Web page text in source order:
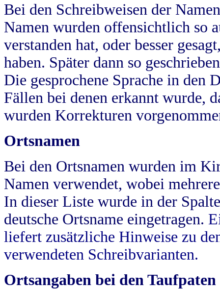
Bei den Schreibweisen der
Namen wurden offensichtlich so
verstanden hat, oder besser
haben. Später dann so
Die gesprochene Sprache in
Fällen bei denen erkannt wurde,
wurden Korrekturen
Ortsnamen
Bei den Ortsnamen wurden im
Namen verwendet, wobei
In dieser Liste wurde in der
deutsche Ortsname eingetragen.
liefert zusätzliche Hinweise zu
verwendeten Schreibvarianten.
Ortsangaben bei den Taufpaten